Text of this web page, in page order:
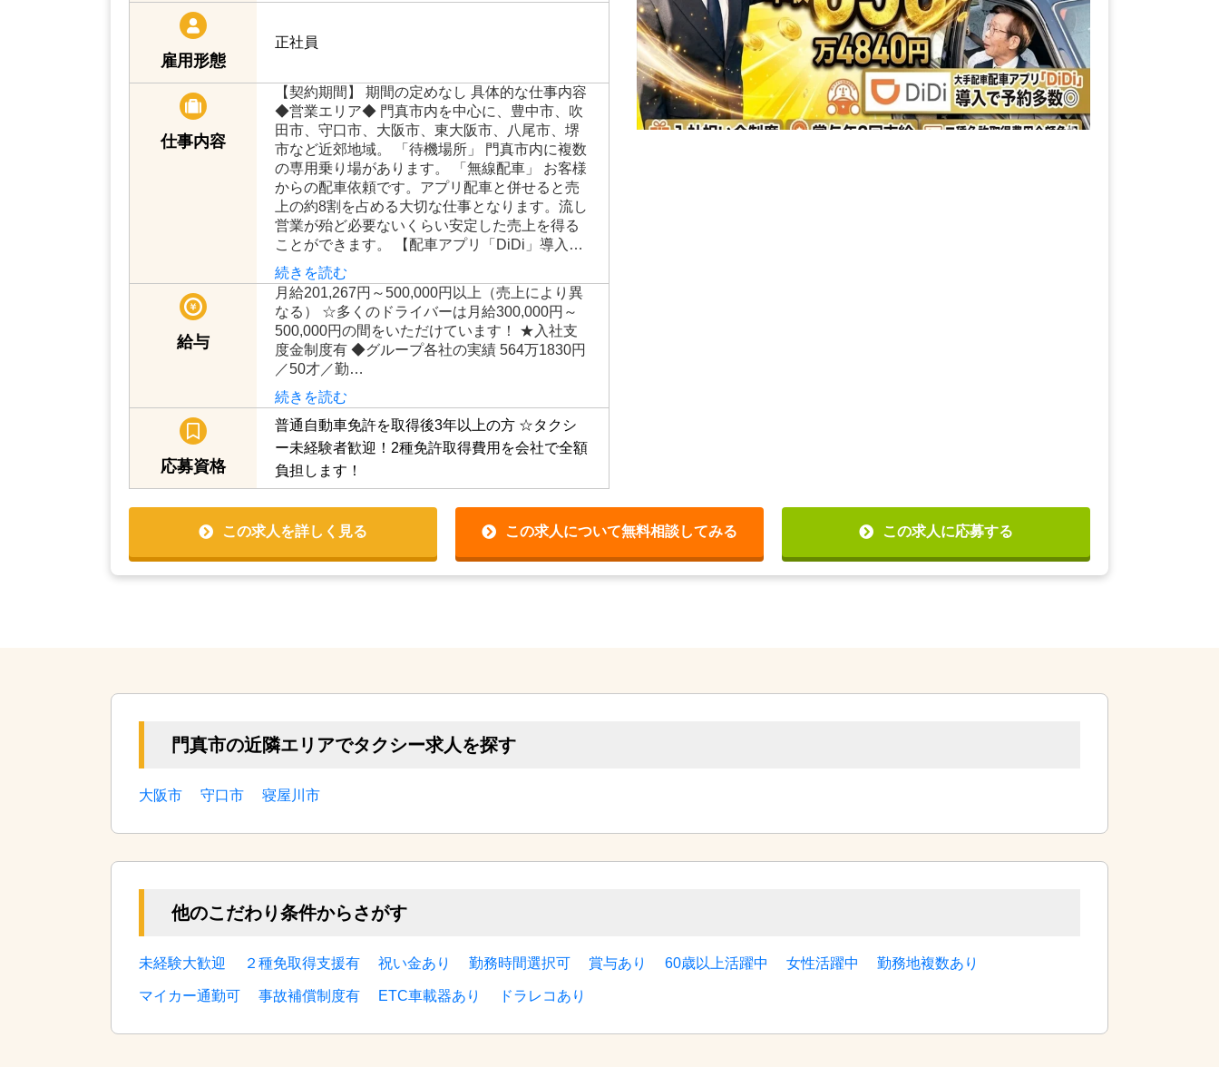
雇用形態
正社員
仕事内容
【契約期間】 期間の定めなし 具体的な仕事内容
◆営業エリア◆ 門真市内を中心に、豊中市、吹
田市、守口市、大阪市、東大阪市、八尾市、堺
市など近郊地域。 「待機場所」 門真市内に複数
の専用乗り場があります。 「無線配車」 お客様
からの配車依頼です。アプリ配車と併せると売
上の約8割を占める大切な仕事となります。流し
営業が殆ど必要ないくらい安定した売上を得る
ことができます。 【配車アプリ「DiDi」導入…
続きを読む
給与
月給201,267円～500,000円以上（売上により異
なる） ☆多くのドライバーは月給300,000円～
500,000円の間をいただけています！ ★入社支
度金制度有 ◆グループ各社の実績 564万1830円
／50才／勤…
続きを読む
応募資格
普通自動車免許を取得後3年以上の方 ☆タクシ
ー未経験者歓迎！2種免許取得費用を会社で全額
負担します！
この求人を詳しく見る この求人について無料相談してみる この求人に応募する
門真市の近隣エリアでタクシー求人を探す
大阪市 守口市 寝屋川市
他のこだわり条件からさがす
未経験大歓迎 ２種免取得支援有 祝い金あり 勤務時間選択可 賞与あり 60歳以上活躍中 女性活躍中 勤務地複数あり
マイカー通勤可 事故補償制度有 ETC車載器あり ドラレコあり